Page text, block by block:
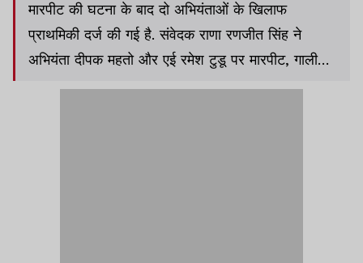
मारपीट की घटना के बाद दो अभियंताओं के खिलाफ
प्राथमिकी दर्ज की गई है. संवेदक राणा रणजीत सिंह ने
अभियंता दीपक महतो और एई रमेश टुडू पर मारपीट, गाली-